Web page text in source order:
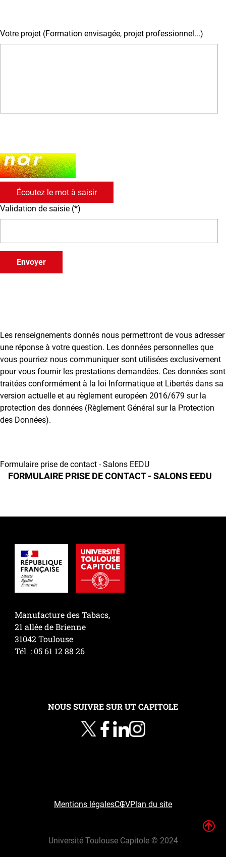
Votre projet (Formation envisagée, projet professionnel...)
Champ pour les robots. Si vous êtes humains, merci de le
Écoutez le mot à saisir
Validation de saisie (*)
Les renseignements donnés nous permettront de vous adresser
une réponse à votre question. Les données personnelles que
vous pourriez nous communiquer sont utilisées exclusivement
pour vous fournir les prestations demandées. Ces données sont
traitées conformément à la loi Informatique et Libertés dans sa
version actuelle et au règlement européen 2016/679 sur la
protection des données (Règlement Général sur la Protection
des Données).
Formulaire prise de contact - Salons EEDU
FORMULAIRE PRISE DE CONTACT - SALONS EEDU
Manufacture des Tabacs,
21 allée de Brienne
31042 Toulouse
Tél : 05 61 12 88 26
NOUS SUIVRE SUR UT CAPITOLE
Université Toulouse Capitole © 2024
Mentions légalesCGVPlan du site